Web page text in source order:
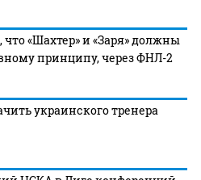
«Шахтер» и «Заря» должны
принципу, через ФНЛ-2
украинского тренера